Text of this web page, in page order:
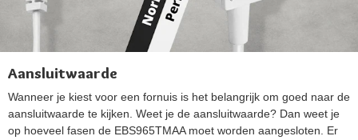
Aansluitwaarde
Wanneer je kiest voor een fornuis is het belangrijk om goed naar de
aansluitwaarde te kijken. Weet je de aansluitwaarde? Dan weet je
op hoeveel fasen de EBS965TMAA moet worden aangesloten. Er